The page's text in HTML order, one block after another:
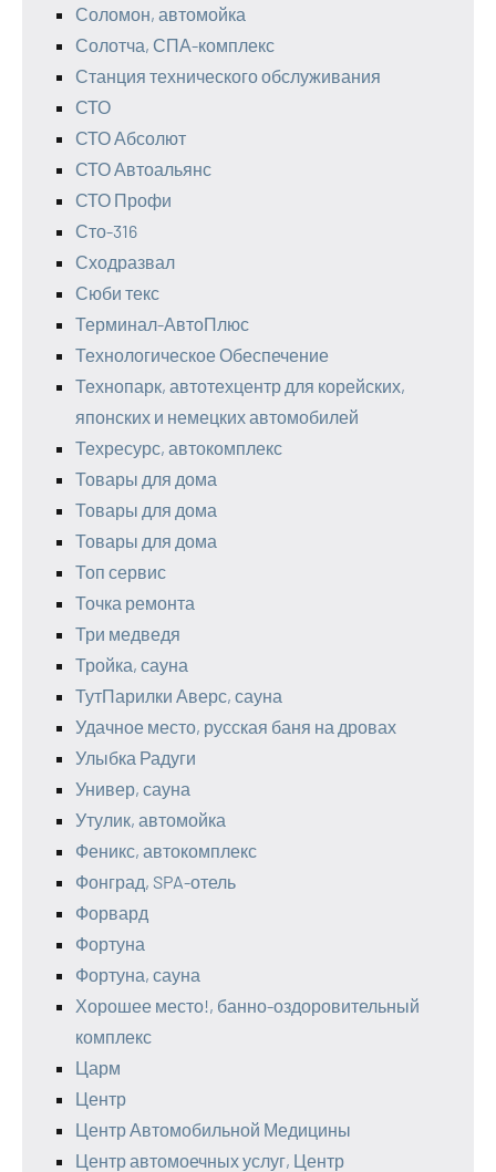
Соломон, автомойка
Солотча, СПА-комплекс
Станция технического обслуживания
СТО
СТО Абсолют
СТО Автоальянс
СТО Профи
Сто-316
Сходразвал
Сюби текс
Терминал-АвтоПлюс
Технологическое Обеспечение
Технопарк, автотехцентр для корейских,
японских и немецких автомобилей
Техресурс, автокомплекс
Товары для дома
Товары для дома
Товары для дома
Топ сервис
Точка ремонта
Три медведя
Тройка, сауна
ТутПарилки Аверс, сауна
Удачное место, русская баня на дровах
Улыбка Радуги
Универ, сауна
Утулик, автомойка
Феникс, автокомплекс
Фонград, SPA-отель
Форвард
Фортуна
Фортуна, сауна
Хорошее место!, банно-оздоровительный
комплекс
Царм
Центр
Центр Автомобильной Медицины
Центр автомоечных услуг, Центр